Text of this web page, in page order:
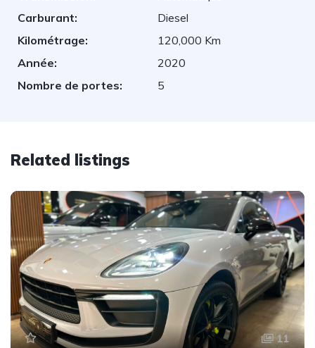
Carburant:
Diesel
Kilométrage:
120,000 Km
Année:
2020
Nombre de portes:
5
Related listings
11